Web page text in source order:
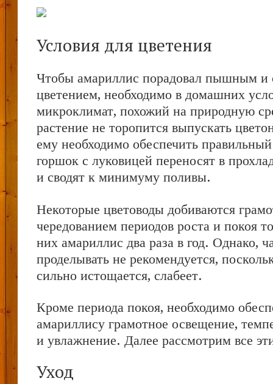
Условия для цветения
Чтобы амариллис порадовал пышным и
цветением, необходимо в домашних
микроклимат, похожий на природную
растение не торопится выпускать
ему необходимо обеспечить
горшок с луковицей переносят в
и сводят к минимуму поливы.
Некоторые цветоводы добиваются
чередованием периодов роста и покоя
них амариллис два раза в год. Однако,
проделывать не рекомендуется,
сильно истощается, слабеет.
Кроме периода покоя, необходимо
амариллису грамотное освещение,
и увлажнение. Далее рассмотрим все
Уход